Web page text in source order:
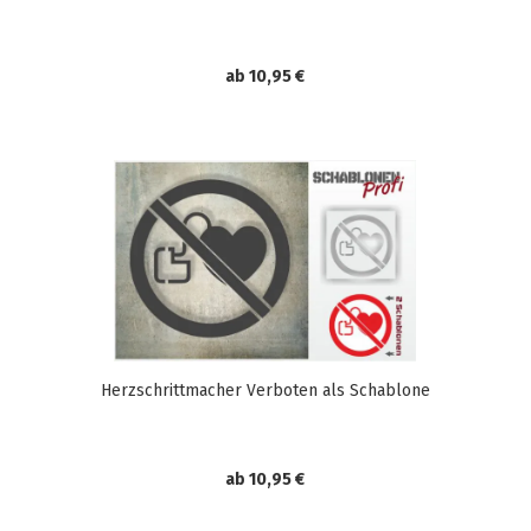
ab 10,95 €
Herzschrittmacher Verboten als Schablone
ab 10,95 €